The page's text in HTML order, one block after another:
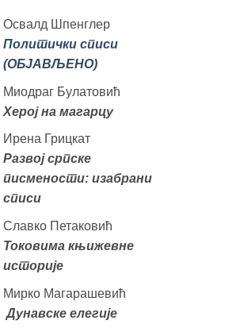
Освалд Шпенглер
Политички списи
(ОБЈАВЉЕНО)
Миодраг Булатовић
Херој на магарцу
Ирена Грицкат
Развој српске
писмености: изабрани
списи
Славко Петаковић
Токовима књижевне
историје
Мирко Магарашевић
Дунавске елегије